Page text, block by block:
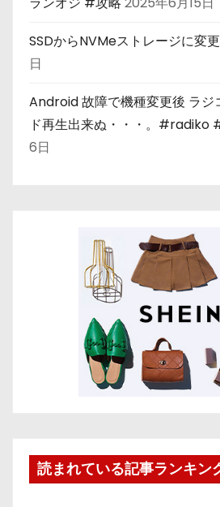
SSDからNVMeストレージに変更
日
Android 故障で機種変更後 ラジ
ド再生出来ぬ・・・。#radiko
6日
読まれている記事ランキン